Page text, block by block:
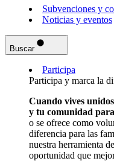
Subvenciones y
Noticias y eventos
Buscar
Participa
Participa y marca la
Cuando vives
y tu comunidad
o se ofrece como
diferencia para las
nuestra herramienta
oportunidad que